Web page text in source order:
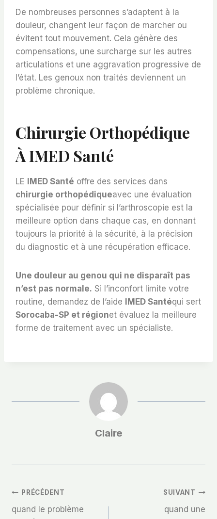
De nombreuses personnes s’adaptent à la
douleur, changent leur façon de marcher ou
évitent tout mouvement. Cela génère des
compensations, une surcharge sur les autres
articulations et une aggravation progressive de
l’état. Les genoux non traités deviennent un
problème chronique.
Chirurgie Orthopédique
À IMED Santé
LE IMED Santé offre des services dans
chirurgie orthopédiqueavec une évaluation
spécialisée pour définir si l’arthroscopie est la
meilleure option dans chaque cas, en donnant
toujours la priorité à la sécurité, à la précision
du diagnostic et à une récupération efficace.
Une douleur au genou qui ne disparaît pas
n’est pas normale. Si l’inconfort limite votre
routine, demandez de l’aide IMED Santéqui sert
Sorocaba-SP et régionet évaluez la meilleure
forme de traitement avec un spécialiste.
Claire
Navigation
PRÉCÉDENT
quand le problème
SUIVANT
quand une